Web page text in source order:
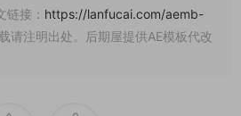
链接： https://lanfucai.com/aemb-
载请注明出处。后期屋提供AE模板代改